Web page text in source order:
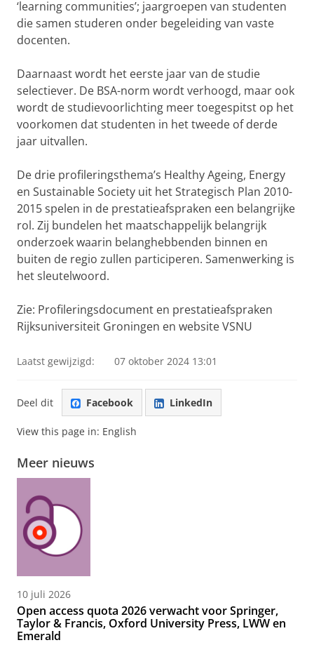
‘learning communities’; jaargroepen van studenten
die samen studeren onder begeleiding van vaste
docenten.
Daarnaast wordt het eerste jaar van de studie
selectiever. De BSA-norm wordt verhoogd, maar ook
wordt de studievoorlichting meer toegespitst op het
voorkomen dat studenten in het tweede of derde
jaar uitvallen.
De drie profileringsthema’s Healthy Ageing, Energy
en Sustainable Society uit het Strategisch Plan 2010-
2015 spelen in de prestatieafspraken een belangrijke
rol. Zij bundelen het maatschappelijk belangrijk
onderzoek waarin belanghebbenden binnen en
buiten de regio zullen participeren. Samenwerking is
het sleutelwoord.
Zie: Profileringsdocument en prestatieafspraken
Rijksuniversiteit Groningen en website VSNU
Laatst gewijzigd: 07 oktober 2024 13:01
Deel dit Facebook LinkedIn
View this page in: English
Meer nieuws
10 juli 2026
Open access quota 2026 verwacht voor Springer,
Taylor & Francis, Oxford University Press, LWW en
Emerald